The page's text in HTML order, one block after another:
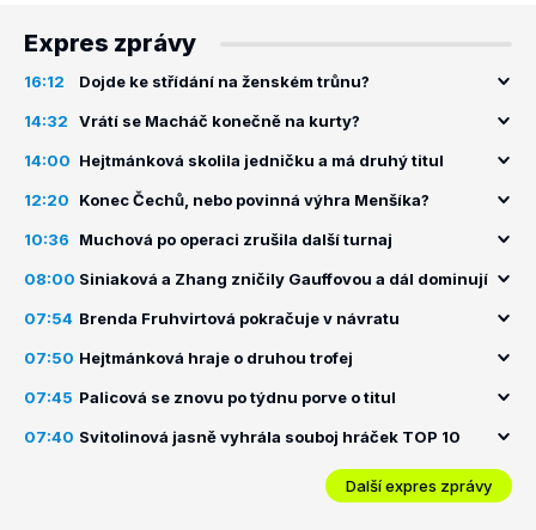
Expres zprávy
16:12 Dojde ke střídání na ženském trůnu?
14:32 Vrátí se Macháč konečně na kurty?
14:00 Hejtmánková skolila jedničku a má druhý titul
12:20 Konec Čechů, nebo povinná výhra Menšíka?
10:36 Muchová po operaci zrušila další turnaj
08:00 Siniaková a Zhang zničily Gauffovou a dál dominují
07:54 Brenda Fruhvirtová pokračuje v návratu
07:50 Hejtmánková hraje o druhou trofej
07:45 Palicová se znovu po týdnu porve o titul
07:40 Svitolinová jasně vyhrála souboj hráček TOP 10
Další expres zprávy